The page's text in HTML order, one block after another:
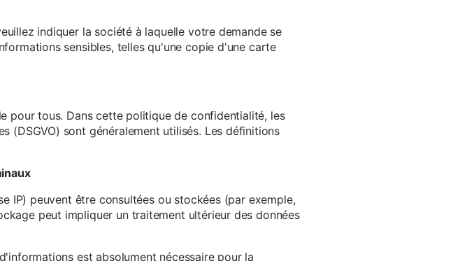
indiquer la société à laquelle votre demande se
sensibles, telles qu'une copie d'une carte
pour tous. Dans cette politique de confidentialité, les
(DSGVO) sont généralement utilisés. Les définitions
IP) peuvent être consultées ou stockées (par exemple,
peut impliquer un traitement ultérieur des données
est absolument nécessaire pour la